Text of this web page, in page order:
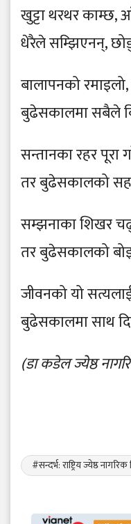
खुट्टा थरथर काम्छ,
धेरैले सम्झिएनन्,
बालापनको
बुढेसकालमा सबैले
सन्तानका रहर पूरा
तर बुढेसकालको
सम्झनाका शिखर
तर बुढेसकालको
जीवनको यो
बुढेसकालमा साथ
(डा कडेल ज्येष्ठ
#सन्दर्भ: राष्ट्रिय ज्येष्ठ